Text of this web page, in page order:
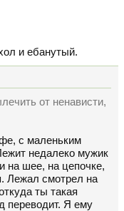
и ебанутый.
от ненависти,
с маленьким
недалеко мужик
на шее, на цепочке,
Лежал смотрел на
ты такая
переводит. Я ему